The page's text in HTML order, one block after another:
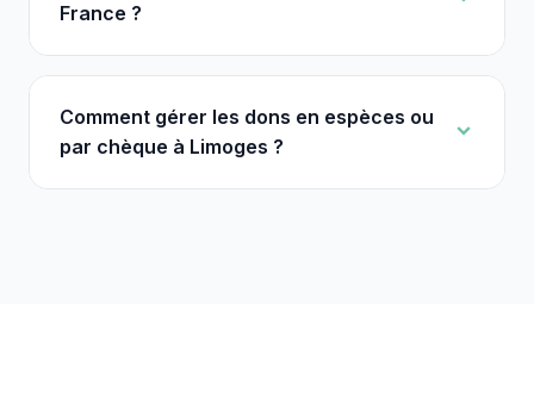
France ?
Comment gérer les dons en espèces ou
par chèque à Limoges ?